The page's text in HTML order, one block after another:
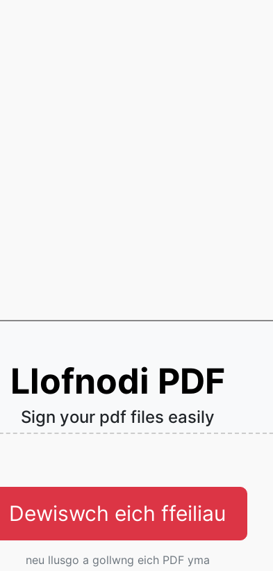
Llofnodi PDF
Sign your pdf files easily
Dewiswch eich ffeiliau
neu llusgo a gollwng eich PDF yma